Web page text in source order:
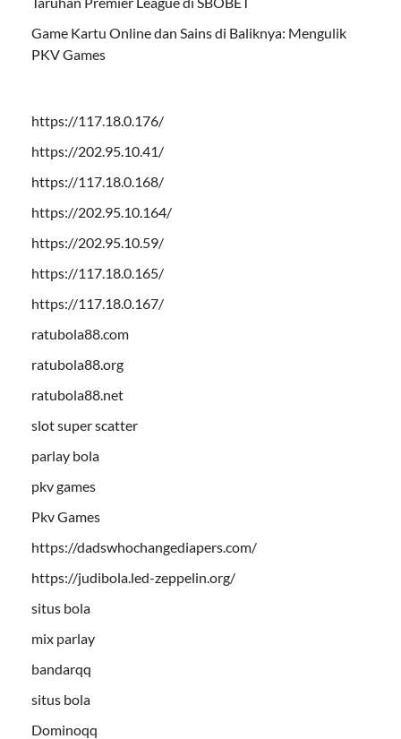
Game Kartu Online dan Sains di Baliknya: Mengulik
PKV Games
https://117.18.0.176/
https://202.95.10.41/
https://117.18.0.168/
https://202.95.10.164/
https://202.95.10.59/
https://117.18.0.165/
https://117.18.0.167/
ratubola88.com
ratubola88.org
ratubola88.net
slot super scatter
parlay bola
pkv games
Pkv Games
https://dadswhochangediapers.com/
https://judibola.led-zeppelin.org/
situs bola
mix parlay
bandarqq
situs bola
Dominoqq